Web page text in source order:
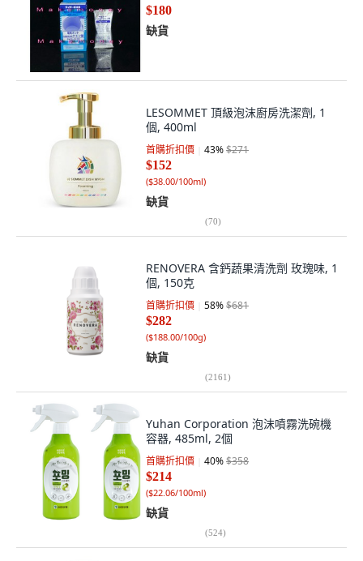
$180
缺貨
LESOMMET 頂級泡沫廚房洗潔劑, 1
個, 400ml
首購折扣價 43%$271
$152
($38.00/100ml)
缺貨
(70)
RENOVERA 含鈣蔬果清洗劑 玫瑰味, 1
個, 150克
首購折扣價 58%$681
$282
($188.00/100g)
缺貨
(2161)
Yuhan Corporation 泡沫噴霧洗碗機
容器, 485ml, 2個
首購折扣價 40%$358
$214
($22.06/100ml)
缺貨
(524)